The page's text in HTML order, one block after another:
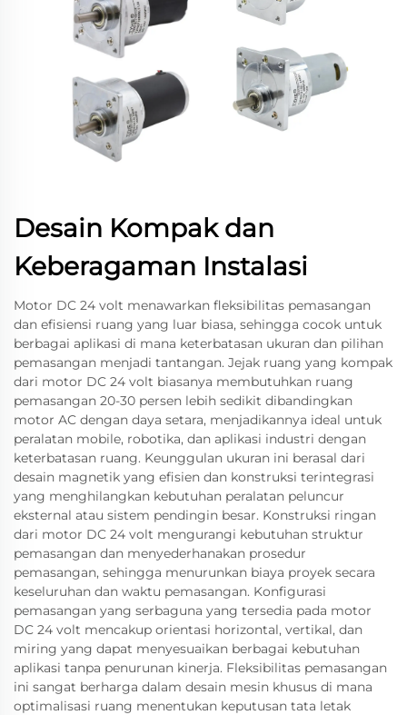
Desain Kompak dan
Keberagaman Instalasi
Motor DC 24 volt menawarkan fleksibilitas pemasangan
dan efisiensi ruang yang luar biasa, sehingga cocok untuk
berbagai aplikasi di mana keterbatasan ukuran dan pilihan
pemasangan menjadi tantangan. Jejak ruang yang kompak
dari motor DC 24 volt biasanya membutuhkan ruang
pemasangan 20-30 persen lebih sedikit dibandingkan
motor AC dengan daya setara, menjadikannya ideal untuk
peralatan mobile, robotika, dan aplikasi industri dengan
keterbatasan ruang. Keunggulan ukuran ini berasal dari
desain magnetik yang efisien dan konstruksi terintegrasi
yang menghilangkan kebutuhan peralatan peluncur
eksternal atau sistem pendingin besar. Konstruksi ringan
dari motor DC 24 volt mengurangi kebutuhan struktur
pemasangan dan menyederhanakan prosedur
pemasangan, sehingga menurunkan biaya proyek secara
keseluruhan dan waktu pemasangan. Konfigurasi
pemasangan yang serbaguna yang tersedia pada motor
DC 24 volt mencakup orientasi horizontal, vertikal, dan
miring yang dapat menyesuaikan berbagai kebutuhan
aplikasi tanpa penurunan kinerja. Fleksibilitas pemasangan
ini sangat berharga dalam desain mesin khusus di mana
optimalisasi ruang menentukan keputusan tata letak